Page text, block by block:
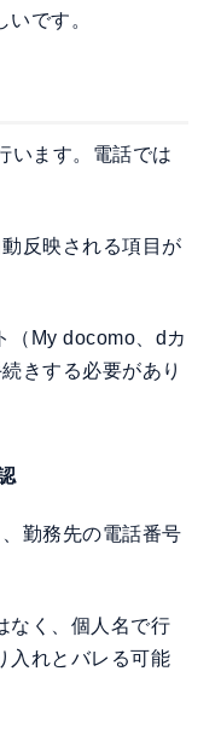
です。
います。電話では
反映される項目が
（My docomo、dカ
きする必要があり
勤務先の電話番号
なく、個人名で行
入れとバレる可能